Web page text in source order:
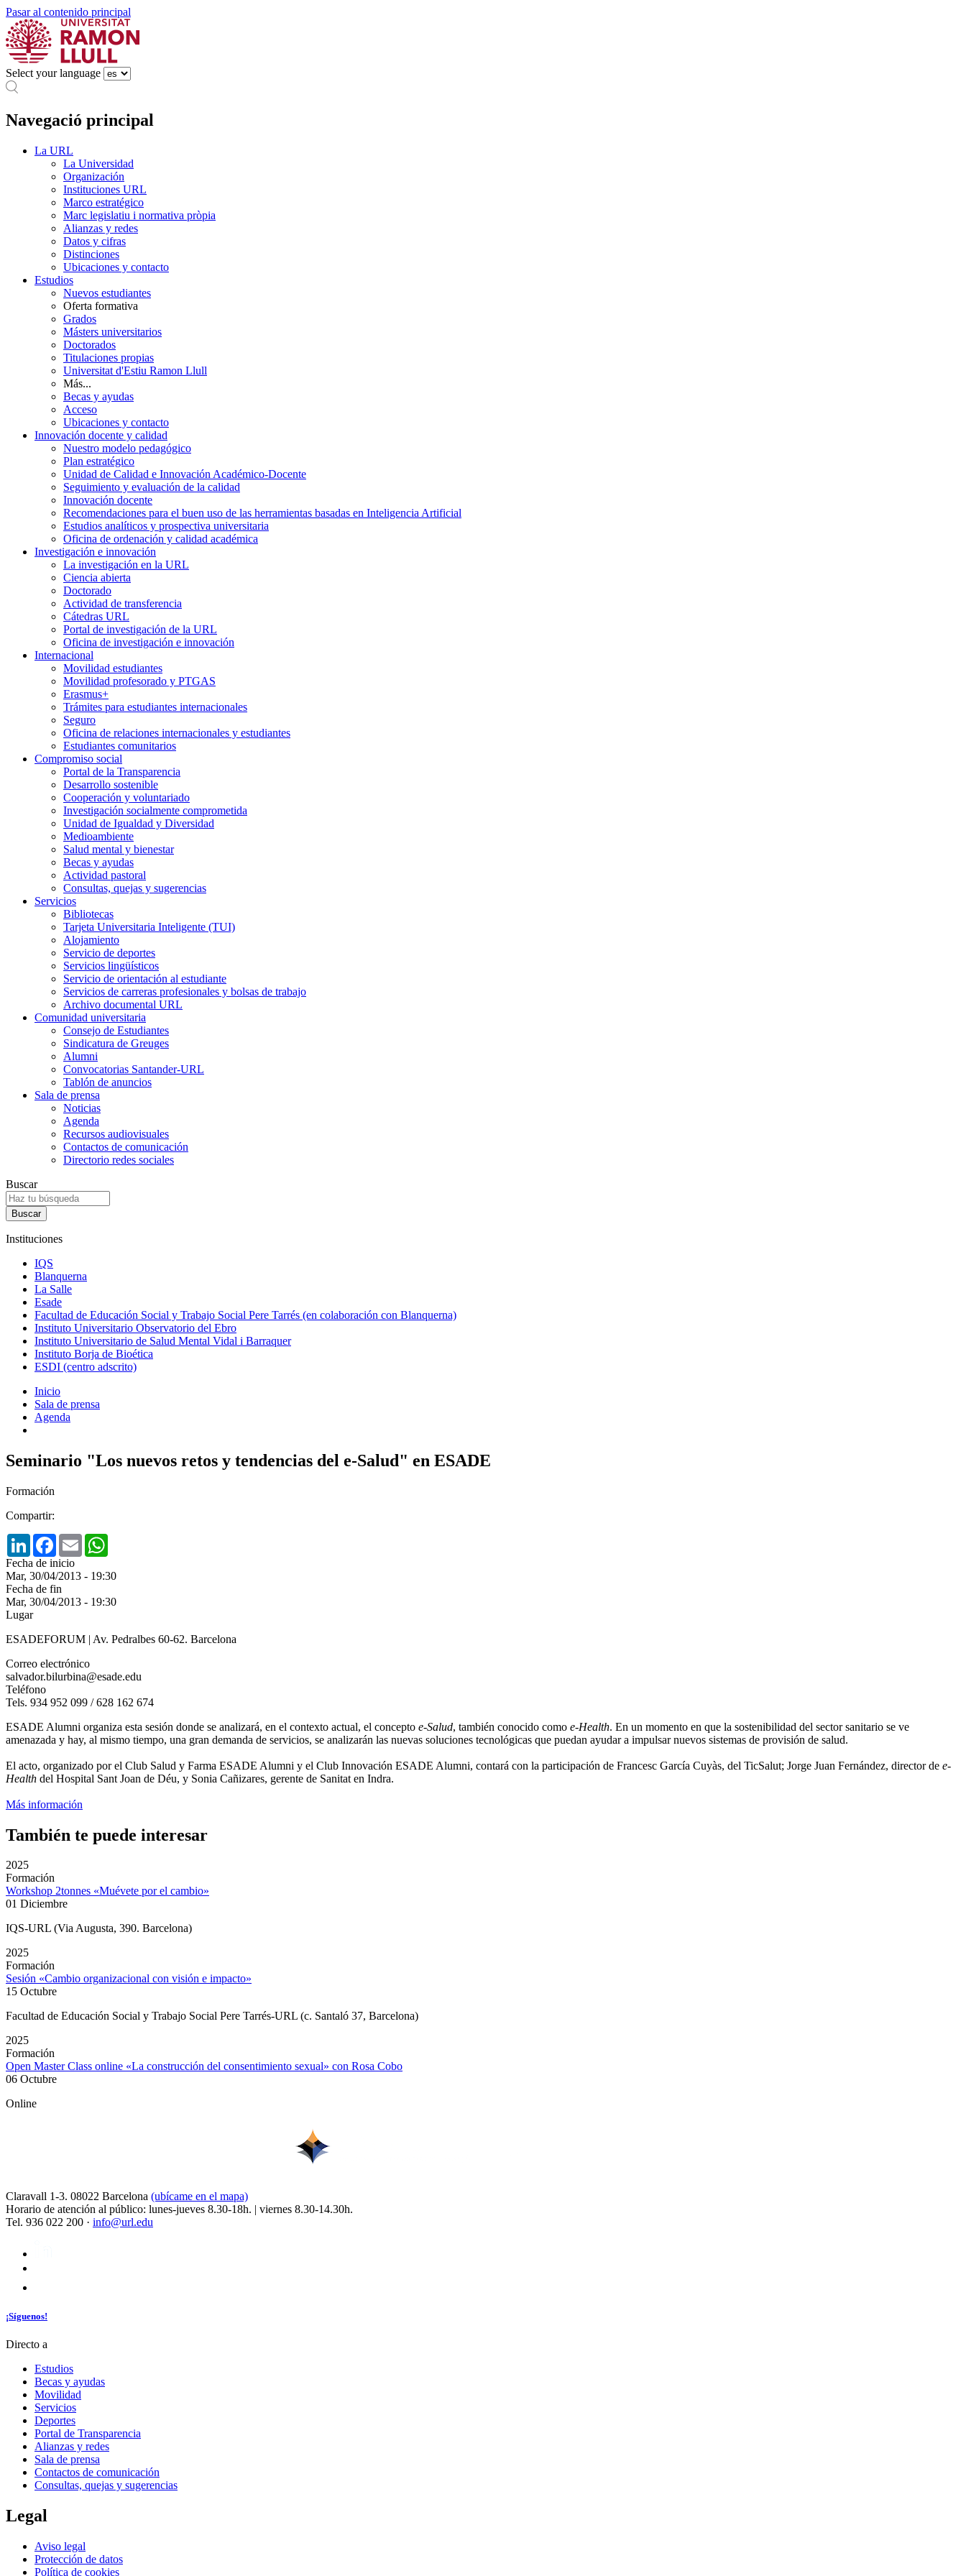
Pasar al contenido principal
Select your language
Navegació principal
La URL
La Universidad
Organización
Instituciones URL
Marco estratégico
Marc legislatiu i normativa pròpia
Alianzas y redes
Datos y cifras
Distinciones
Ubicaciones y contacto
Estudios
Nuevos estudiantes
Oferta formativa
Grados
Másters universitarios
Doctorados
Titulaciones propias
Universitat d'Estiu Ramon Llull
Más...
Becas y ayudas
Acceso
Ubicaciones y contacto
Innovación docente y calidad
Nuestro modelo pedagógico
Plan estratégico
Unidad de Calidad e Innovación Académico-Docente
Seguimiento y evaluación de la calidad
Innovación docente
Recomendaciones para el buen uso de las herramientas basadas en Inteligencia Artificial
Estudios analíticos y prospectiva universitaria
Oficina de ordenación y calidad académica
Investigación e innovación
La investigación en la URL
Ciencia abierta
Doctorado
Actividad de transferencia
Cátedras URL
Portal de investigación de la URL
Oficina de investigación e innovación
Internacional
Movilidad estudiantes
Movilidad profesorado y PTGAS
Erasmus+
Trámites para estudiantes internacionales
Seguro
Oficina de relaciones internacionales y estudiantes
Estudiantes comunitarios
Compromiso social
Portal de la Transparencia
Desarrollo sostenible
Cooperación y voluntariado
Investigación socialmente comprometida
Unidad de Igualdad y Diversidad
Medioambiente
Salud mental y bienestar
Becas y ayudas
Actividad pastoral
Consultas, quejas y sugerencias
Servicios
Bibliotecas
Tarjeta Universitaria Inteligente (TUI)
Alojamiento
Servicio de deportes
Servicios lingüísticos
Servicio de orientación al estudiante
Servicios de carreras profesionales y bolsas de trabajo
Archivo documental URL
Comunidad universitaria
Consejo de Estudiantes
Sindicatura de Greuges
Alumni
Convocatorias Santander-URL
Tablón de anuncios
Sala de prensa
Noticias
Agenda
Recursos audiovisuales
Contactos de comunicación
Directorio redes sociales
Buscar
Instituciones
IQS
Blanquerna
La Salle
Esade
Facultad de Educación Social y Trabajo Social Pere Tarrés (en colaboración con Blanquerna)
Instituto Universitario Observatorio del Ebro
Instituto Universitario de Salud Mental Vidal i Barraquer
Instituto Borja de Bioética
ESDI (centro adscrito)
Inicio
Sala de prensa
Agenda
Seminario "Los nuevos retos y tendencias del e-Salud" en ESADE
Formación
Compartir:
LinkedInFacebook
Email
Fecha de inicio
Mar, 30/04/2013 - 19:30
Fecha de fin
Mar, 30/04/2013 - 19:30
Lugar
ESADEFORUM | Av. Pedralbes 60-62. Barcelona
Correo electrónico
salvador.bilurbina@esade.edu
Teléfono
Tels. 934 952 099 / 628 162 674
ESADE Alumni organiza esta sesión donde se analizará, en el contexto actual, el concepto e-Salud, también conocido como e-Health. En un momento en que la sostenibilidad del sector sanitario se ve
amenazada y hay, al mismo tiempo, una gran demanda de servicios, se analizarán las nuevas soluciones tecnológicas que puedan ayudar a impulsar nuevos sistemas de provisión de salud.
El acto, organizado por el Club Salud y Farma ESADE Alumni y el Club Innovación ESADE Alumni, contará con la participación de Francesc García Cuyàs, del TicSalut; Jorge Juan Fernández, director de e-
Health del Hospital Sant Joan de Déu, y Sonia Cañizares, gerente de Sanitat en Indra.
Más información
También te puede interesar
2025
Formación
Workshop 2tonnes «Muévete por el cambio»
01 Diciembre
IQS-URL (Via Augusta, 390. Barcelona)
2025
Formación
Sesión «Cambio organizacional con visión e impacto»
15 Octubre
Facultad de Educación Social y Trabajo Social Pere Tarrés-URL (c. Santaló 37, Barcelona)
2025
Formación
Open Master Class online «La construcción del consentimiento sexual» con Rosa Cobo
06 Octubre
Online
Claravall 1-3. 08022 Barcelona (ubícame en el mapa)
Horario de atención al público: lunes-jueves 8.30-18h. | viernes 8.30-14.30h.
Tel. 936 022 200 · info@url.edu
¡Síguenos!
Directo a
Estudios
Becas y ayudas
Movilidad
Servicios
Deportes
Portal de Transparencia
Alianzas y redes
Sala de prensa
Contactos de comunicación
Consultas, quejas y sugerencias
Legal
Aviso legal
Protección de datos
Política de cookies